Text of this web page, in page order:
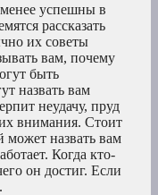
успешны в
рассказать
их советы
вам, почему
быть
назвать вам
неудачу, пруд
внимания. Стоит
может назвать вам
Когда кто-
он достиг. Если